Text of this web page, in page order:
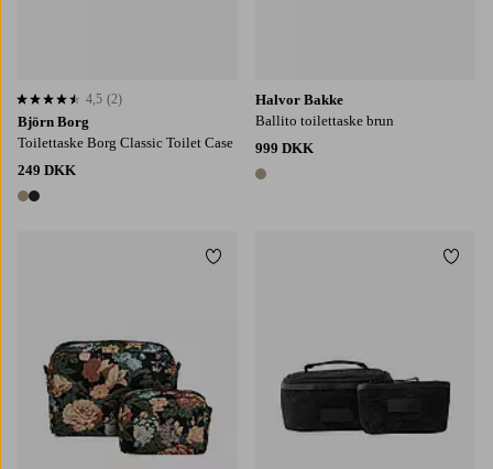
Björn Borg
Toilettaske Borg Classic Toilet Case
249 DKK
2 farver
4,5 baseret på 2 bedømmelser
4,5 (2)
Halvor Bakke
Ballito toilettaske brun
999 DKK
1 farve
Tilføj til favoritter